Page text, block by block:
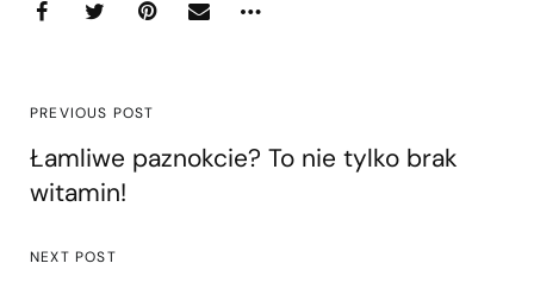
PREVIOUS POST
Łamliwe paznokcie? To nie tylko brak
witamin!
NEXT POST